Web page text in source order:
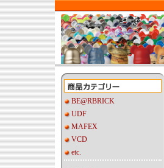
BE@RBRICK
UDF
MAFEX
VCD
etc.